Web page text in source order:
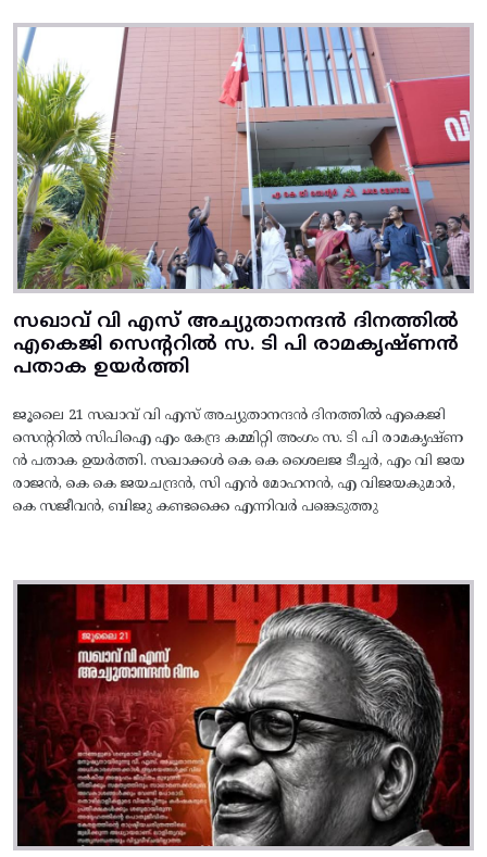
സഖാവ് വി എസ് അച്യുതാനന്ദൻ ദിനത്തിൽ
എകെജി സെന്ററിൽ സ. ടി പി രാമകൃഷ്‌ണൻ
പതാക ഉയർത്തി
ജൂലൈ 21 സഖാവ് വി എസ് അച്യുതാനന്ദൻ ദിനത്തിൽ എകെജി
സെന്ററിൽ സിപിഐ എം കേന്ദ്ര കമ്മിറ്റി അംഗം സ. ടി പി രാമകൃഷ്‌ണ
ൻ പതാക ഉയർത്തി. സഖാക്കൾ കെ കെ ശൈലജ ടീച്ചർ, എം വി ജയ
രാജൻ, കെ കെ ജയചന്ദ്രൻ, സി എൻ മോഹനൻ, എ വിജയകുമാർ,
കെ സജീവൻ, ബിജു കണ്ടക്കൈ എന്നിവർ പങ്കെടുത്തു